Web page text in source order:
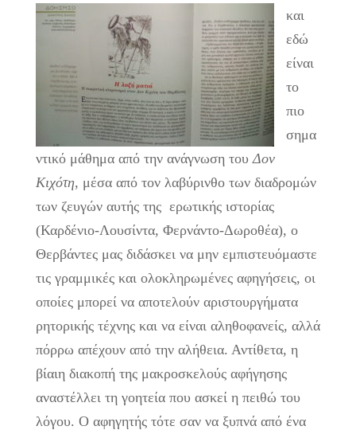
και
εδώ
είναι
το
πιο
σημα
ντικό μάθημα από την ανάγνωση τουΔον
Κιχότη, μέσα από τον λαβύρινθο των διαδρομών
των ζευγών αυτής της ερωτικής ιστορίας
(Καρδένιο-Λουσίντα, Φερνάντο-Δωροθέα), ο
Θερβάντες μας διδάσκει να μην εμπιστευόμαστε
τις γραμμικές και ολοκληρωμένες αφηγήσεις, οι
οποίες μπορεί να αποτελούν αριστουργήματα
ρητορικής τέχνης και να είναι αληθοφανείς, αλλά
πόρρω απέχουν από την αλήθεια. Αντίθετα, η
βίαιη διακοπή της μακροσκελούς αφήγησης
αναστέλλει τη γοητεία που ασκεί η πειθώ του
λόγου. Ο αφηγητής τότε σαν να ξυπνά από ένα